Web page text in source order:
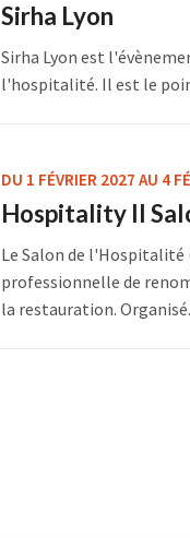
Sirha Lyon
Sirha Lyon est
l'hospitalité. Il est le
DU 1 FÉVRIER 2027 AU 4
Hospitality Il
Le Salon de l'Hospitalité
professionnelle de
la restauration.